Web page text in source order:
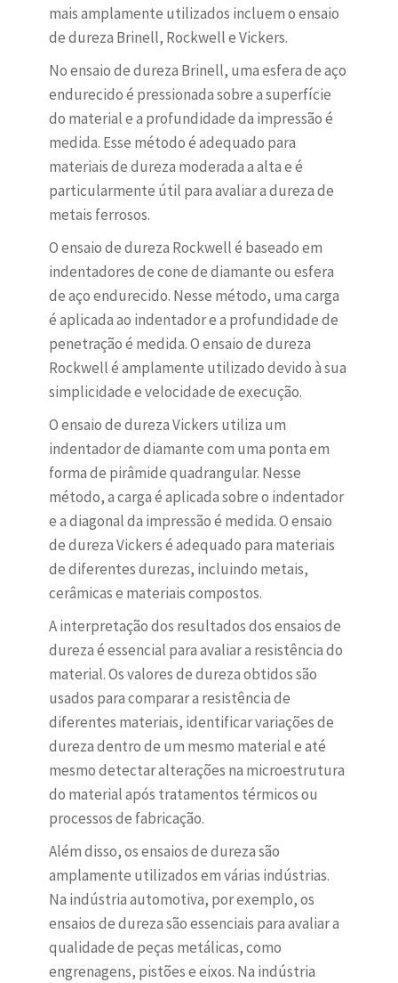
mais amplamente utilizados incluem o ensaio
de dureza Brinell, Rockwell e Vickers.
No ensaio de dureza Brinell, uma esfera de aço
endurecido é pressionada sobre a superfície
do material e a profundidade da impressão é
medida. Esse método é adequado para
materiais de dureza moderada a alta e é
particularmente útil para avaliar a dureza de
metais ferrosos.
O ensaio de dureza Rockwell é baseado em
indentadores de cone de diamante ou esfera
de aço endurecido. Nesse método, uma carga
é aplicada ao indentador e a profundidade de
penetração é medida. O ensaio de dureza
Rockwell é amplamente utilizado devido à sua
simplicidade e velocidade de execução.
O ensaio de dureza Vickers utiliza um
indentador de diamante com uma ponta em
forma de pirâmide quadrangular. Nesse
método, a carga é aplicada sobre o indentador
e a diagonal da impressão é medida. O ensaio
de dureza Vickers é adequado para materiais
de diferentes durezas, incluindo metais,
cerâmicas e materiais compostos.
A interpretação dos resultados dos ensaios de
dureza é essencial para avaliar a resistência do
material. Os valores de dureza obtidos são
usados para comparar a resistência de
diferentes materiais, identificar variações de
dureza dentro de um mesmo material e até
mesmo detectar alterações na microestrutura
do material após tratamentos térmicos ou
processos de fabricação.
Além disso, os ensaios de dureza são
amplamente utilizados em várias indústrias.
Na indústria automotiva, por exemplo, os
ensaios de dureza são essenciais para avaliar a
qualidade de peças metálicas, como
engrenagens, pistões e eixos. Na indústria